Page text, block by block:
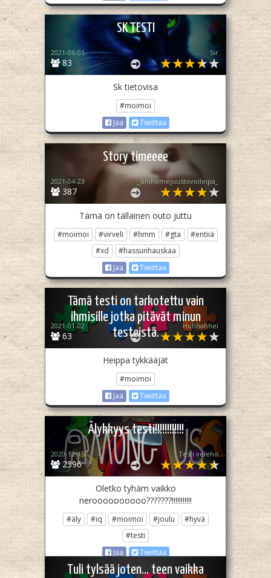
SK TESTI
83
2021-06-01 Sir
Sk tietovisa
#moimoi
Jaa
Twiittaa
Story timeeee
387
2021-04-23 _sinihomejuustovoileipä_
Tämä on tällainen outo juttu
#moimoi #virveli #hmm #gta
#entiiä
#xd
#hassunhauskaa
Jaa
Twiittaa
Tämä testi on tarkotettu vain
ihmisille jotka pitävät minun
testeistä.
63
2021-01-02 Huhhahhei
Heippa tykkääjät
#moimoi
Jaa
Twiittaa
Älykkyys testi!!!!!!!!!!!!
2396
2020-12-15 Testi veleho
Oletko tyhäm vaikko
neroooooooooo???????!!!!!!!!!!!
#äly #iq #moimoi #joulu
#hyvä
#testi
Jaa
Twiittaa
Tuli tylsää joten... teen vaikka